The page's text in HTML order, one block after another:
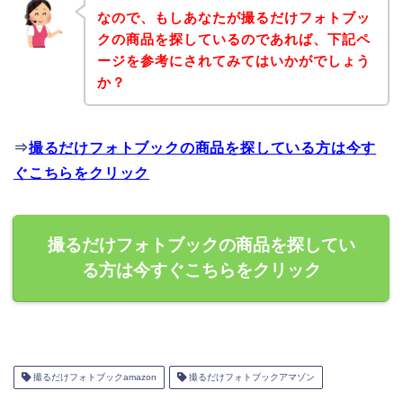
なので、もしあなたが撮るだけフォトブッ
クの商品を探しているのであれば、下記ペ
ージを参考にされてみてはいかがでしょう
か？
⇒撮るだけフォトブックの商品を探している方は今す
ぐこちらをクリック
撮るだけフォトブックの商品を探してい
る方は今すぐこちらをクリック
撮るだけフォトブックamazon 撮るだけフォトブックアマゾン